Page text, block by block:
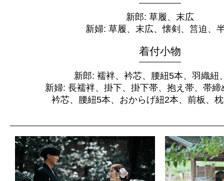
新郎: 草履、末広
新婦: 草履、末広、懐剣、筥迫、
着付小物
新郎: 襦袢、衿芯、腰紐5本、羽織紐
新婦: 長襦袢、掛下、掛下帯、抱え帯、帯締
衿芯、腰紐5本、おからげ紐2本、前板、